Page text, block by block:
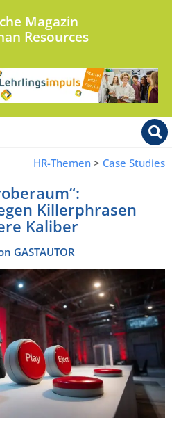
Magazin
Resources
HR-Themen > Case Studies
Killerphrasen
Kaliber
GASTAUTOR